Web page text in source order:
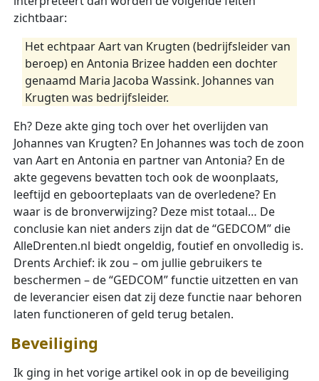
zichtbaar:
Het echtpaar Aart van Krugten (bedrijfsleider van
beroep) en Antonia Brizee hadden een dochter
genaamd Maria Jacoba Wassink. Johannes van
Krugten was bedrijfsleider.
Eh? Deze akte ging toch over het overlijden van
Johannes van Krugten? En Johannes was toch de zoon
van Aart en Antonia en partner van Antonia? En de
akte gegevens bevatten toch ook de woonplaats,
leeftijd en geboorteplaats van de overledene? En
waar is de bronverwijzing? Deze mist totaal… De
conclusie kan niet anders zijn dat de “GEDCOM” die
AlleDrenten.nl biedt ongeldig, foutief en onvolledig is.
Drents Archief: ik zou – om jullie gebruikers te
beschermen – de “GEDCOM” functie uitzetten en van
de leverancier eisen dat zij deze functie naar behoren
laten functioneren of geld terug betalen.
Beveiliging
Ik ging in het vorige artikel ook in op de beveiliging